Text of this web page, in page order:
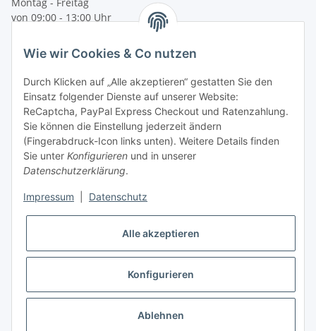
von 09:00 - 13:00 Uhr
Tel: +49 (0) 5132 8230689
E-Mail:mail@texcorner.de
Vertrag widerrufen
* Alle Preise inkl. gesetzlicher USt., zzgl.Versand
Wie wir Cookies & Co nutzen
Durch Klicken auf „Alle akzeptieren“ gestatten Sie den
Einsatz folgender Dienste auf unserer Website:
ReCaptcha, PayPal Express Checkout und Ratenzahlung.
Sie können die Einstellung jederzeit ändern
(Fingerabdruck-Icon links unten). Weitere Details finden
Sie unter Konfigurieren und in unserer
Datenschutzerklärung.
Impressum Datenschutz
Alle akzeptieren
Konfigurieren
Ablehnen